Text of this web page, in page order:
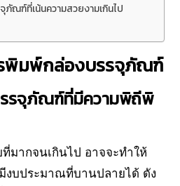
ณฑ์ที่เน้นความสวยงามเกินไป
รพิมพ์กล่องบรรจุภัณฑ์
รจุภัณฑ์ที่มีความพิถีพิ
มากจนเกินไป อาจจะทำให้
งบประมาณที่บานปลายได้ ดัง